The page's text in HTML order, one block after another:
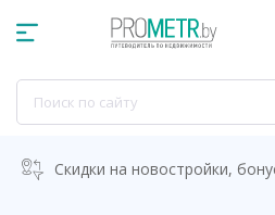
Скидки на новостройки,